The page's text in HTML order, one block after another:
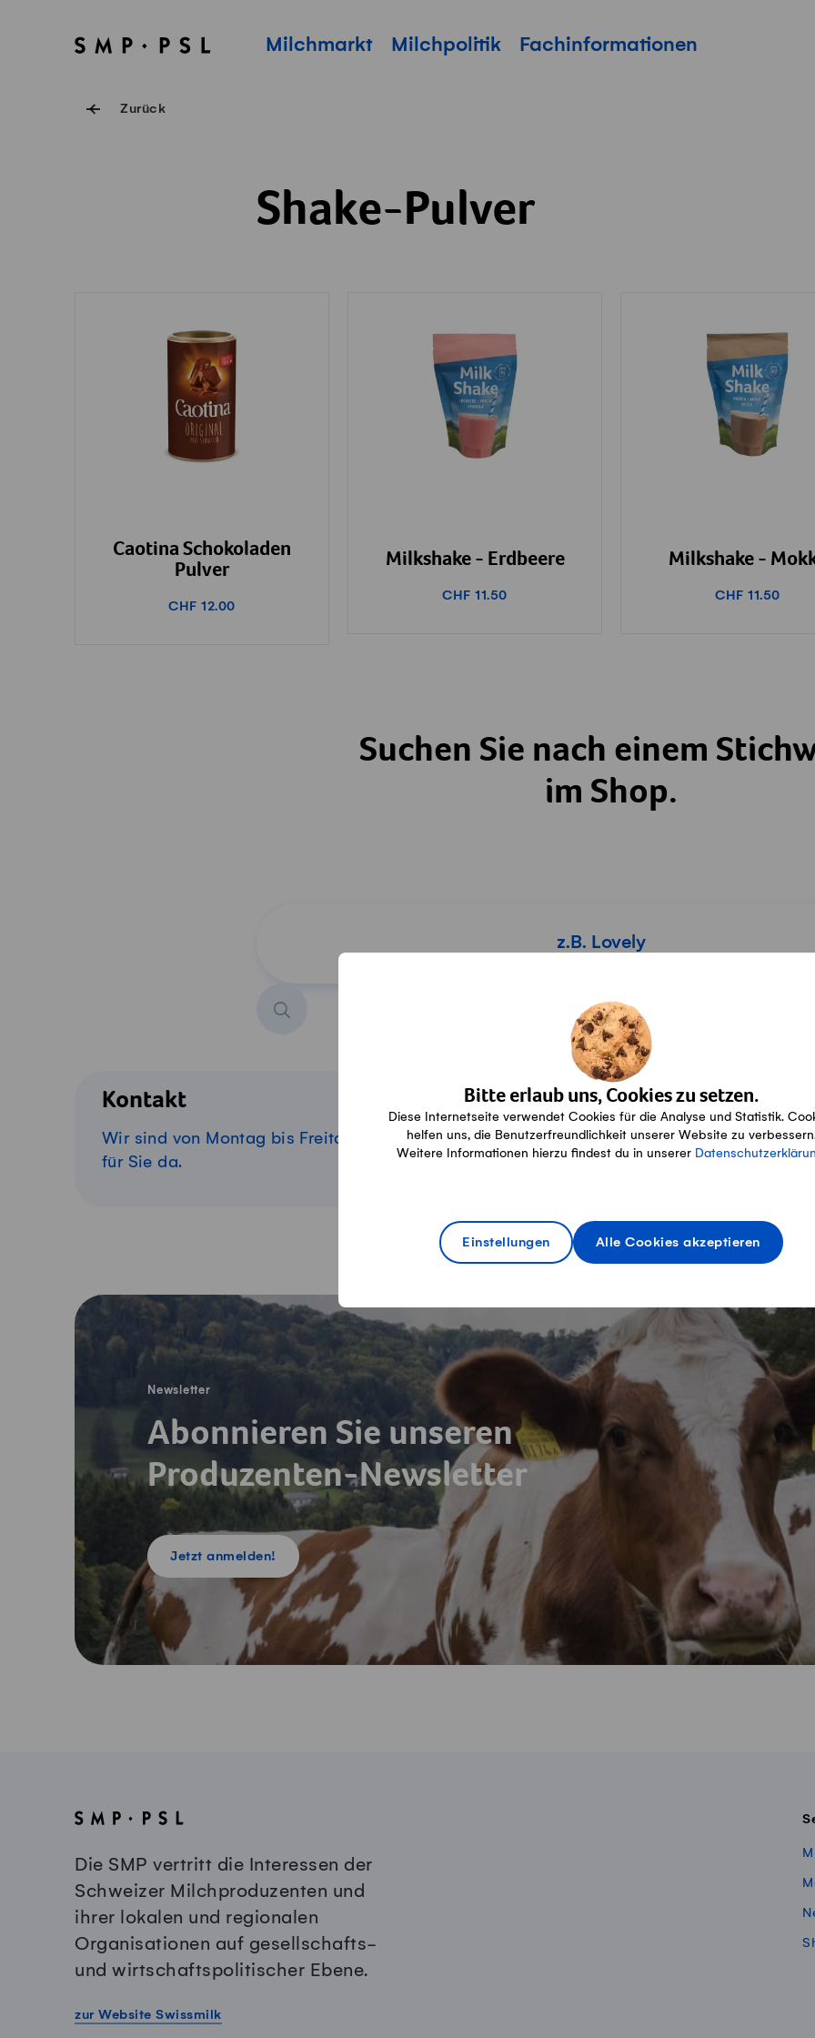
Bitte erlaub uns, Cookies zu setzen.
Diese Internetseite verwendet Cookies für die Analyse und Statistik.
helfen uns, die Benutzerfreundlichkeit unserer Website zu
Weitere Informationen hierzu findest du in unserer
Einstellungen Alle Cookies akzeptieren
SMP Startseite
Hauptnavigation
Milchmarkt Milchpolitik Fachinformationen
Zurück
Shake-Pulver
Caotina Schokoladen
Pulver
CHF 12.00
Milkshake - Erdbeere
CHF 11.50
Milkshake -
CHF 11.50
Suchen Sie nach einem
im Shop.
Kontakt
Wir sind von Montag bis Freitag
für Sie da.
Konditionen
Alles über Lieferung, Zahlung und
Rückgabe
Newsletter
Abonnieren Sie unseren
Produzenten-Newsletter
Jetzt anmelden!
Die SMP vertritt die Interessen der
Schweizer Milchproduzenten und
ihrer lokalen und regionalen
Organisationen auf gesellschafts-
und wirtschaftspolitischer Ebene.
zur Website Swissmilk